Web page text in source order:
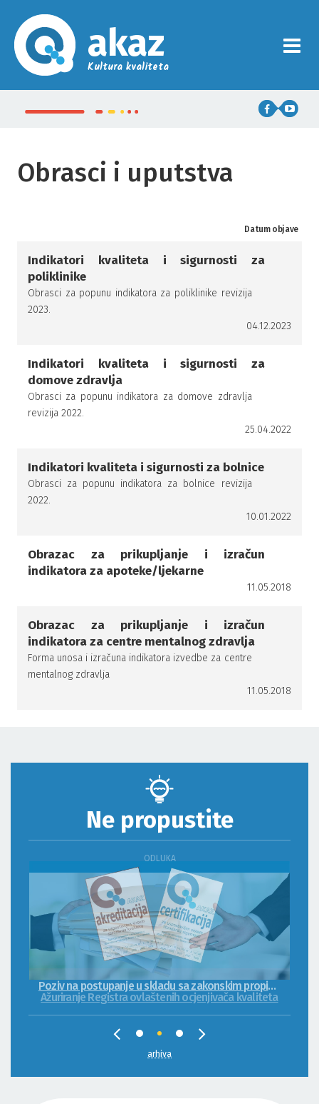
akaz
Kultura kvaliteta
Obrasci i uputstva
Datum objave
Indikatori kvaliteta i sigurnosti za
poliklinike
Obrasci za popunu indikatora za poliklinike revizija
2023.
04.12.2023
Indikatori kvaliteta i sigurnosti za
domove zdravlja
Obrasci za popunu indikatora za domove zdravlja
revizija 2022.
25.04.2022
Indikatori kvaliteta i sigurnosti za bolnice
Obrasci za popunu indikatora za bolnice revizija
2022.
10.01.2022
Obrazac za prikupljanje i izračun
indikatora za apoteke/ljekarne
11.05.2018
Obrazac za prikupljanje i izračun
indikatora za centre mentalnog zdravlja
Forma unosa i izračuna indikatora izvedbe za centre
mentalnog zdravlja
11.05.2018
Ne propustite
Poziv na postupanje u skladu sa zakonskim propisima
ODLUKA
Ažuriranje Registra ovlaštenih ocjenjivača kvaliteta
arhiva